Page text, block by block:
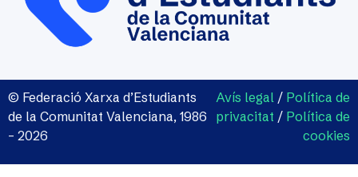
© Federació Xarxa d’Estudiants
de la Comunitat Valenciana, 1986
– 2026
Avís legal / Política de
privacitat / Política de
cookies